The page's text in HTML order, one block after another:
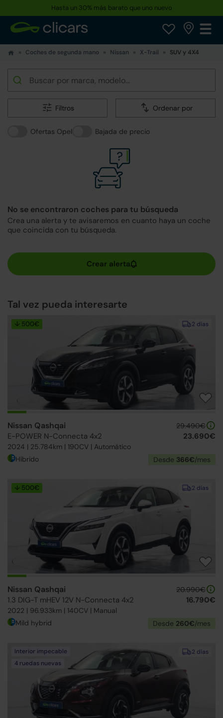
Hasta un 30% más barato que uno nuevo
Coches de segunda mano Nissan X-Trail SUV y 4X4
Filtros Ordenar por
Ofertas Opel Bajada de precio
No se encontraron coches para tu búsqueda
Crea una alerta y te avisaremos en cuanto haya un coche
que coincida con tu búsqueda.
Tal vez pueda interesarte
2 días
↓ 500€
Nissan Qashqai
E-POWER N-Connecta 4x2
2024 | 25.784km | 190CV | Automático
29.490€
23.690€
Híbrido Desde 366€/mes
2 días
↓ 500€
Nissan Qashqai
1.3 DIG-T mHEV 12V N-Connecta 4x2
2022 | 96.933km | 140CV | Manual
20.990€
16.790€
Mild hybrid Desde 260€/mes
2 días
Interior impecable
4 ruedas nuevas